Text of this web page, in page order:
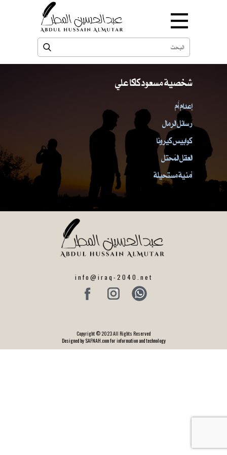
شخصية مسعود كاكا علي
إعدام أُم
رسائل الرمال
كوابيس كيرونا
العقل المُحتل
أمنية مستحيلة
info@iraq-2040.net
Copyright © 2023 All Rights Reserved
Designed by SAFNAH.com for information and technology